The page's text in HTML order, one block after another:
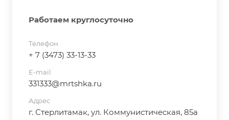
Работаем круглосуточно
Телефон
+ 7 (3473) 33-13-33
E-mail
331333@mrtshka.ru
Адрес
г. Стерлитамак, ул. Коммунистическая, 85а